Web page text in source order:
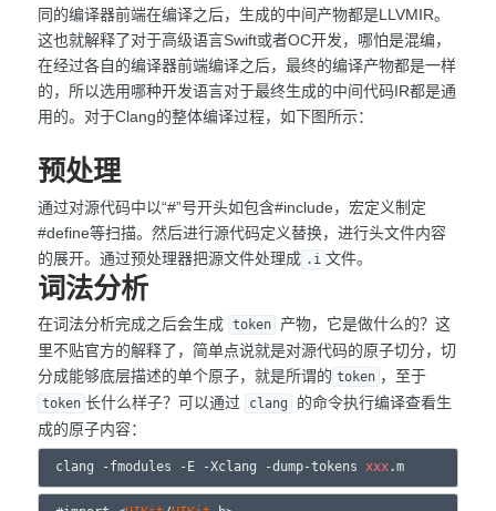
同的编译器前端在编译之后，生成的中间产物都是LLVMIR。
这也就解释了对于高级语言Swift或者OC开发，哪怕是混编，
在经过各自的编译器前端编译之后，最终的编译产物都是一样
的，所以选用哪种开发语言对于最终生成的中间代码IR都是通
用的。对于Clang的整体编译过程，如下图所示：
预处理
通过对源代码中以“#”号开头如包含#include，宏定义制定
#define等扫描。然后进行源代码定义替换，进行头文件内容
的展开。通过预处理器把源文件处理成 .i 文件。
词法分析
在词法分析完成之后会生成 token
产物，它是做什么的？这
里不贴官方的解释了，简单点说就是对源代码的原子切分，切
分成能够底层描述的单个原子，就是所谓的 token ，至于
token 长什么样子？可以通过 clang
的命令执行编译查看生
成的原子内容：
clang -fmodules -E -Xclang -dump-tokens xxx